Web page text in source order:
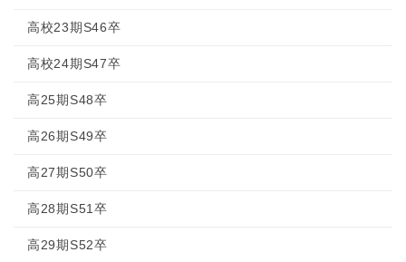
高校23期S46卒
高校24期S47卒
高25期S48卒
高26期S49卒
高27期S50卒
高28期S51卒
高29期S52卒